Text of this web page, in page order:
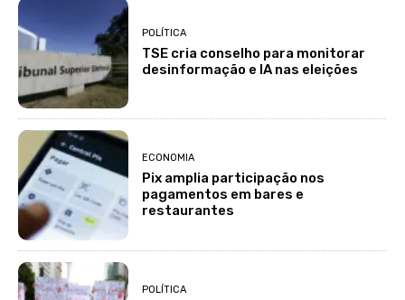
POLÍTICA
TSE cria conselho para monitorar
desinformação e IA nas eleições
ECONOMIA
Pix amplia participação nos
pagamentos em bares e
restaurantes
POLÍTICA